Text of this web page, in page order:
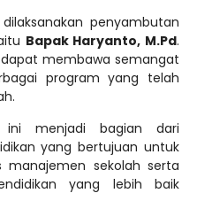
penyambutan
Bapak Haryanto, M.Pd.
membawa semangat
program yang telah
ini menjadi bagian dari
yang bertujuan untuk
manajemen sekolah serta
yang lebih baik